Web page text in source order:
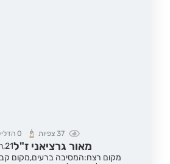
37צפיות 0
מאור גרציאני ז"ל21,
מקום רצח:המסיבה ברעים,מקום